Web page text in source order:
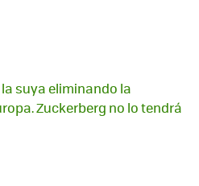
suya eliminando la
Zuckerberg no lo tendrá